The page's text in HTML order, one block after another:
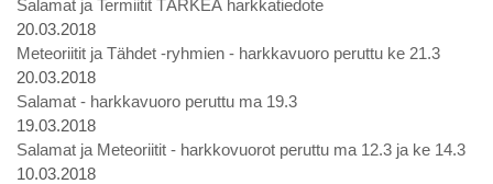
Salamat ja Termiitit TÄRKEÄ harkkatiedote
20.03.2018
Meteoriitit ja Tähdet -ryhmien - harkkavuoro peruttu ke 21.3
20.03.2018
Salamat - harkkavuoro peruttu ma 19.3
19.03.2018
Salamat ja Meteoriitit - harkkovuorot peruttu ma 12.3 ja ke 14.3
10.03.2018